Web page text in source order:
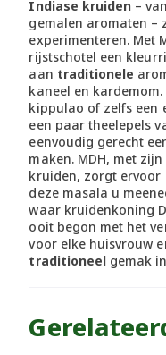
Indiase kruiden –
gemalen aromaten –
experimenteren. Met
rijstschotel een
aan traditionele
kaneel en
kippulao of zelfs een
een paar theelepels
eenvoudig gerecht
maken. MDH, met
kruiden, zorgt ervoor
deze masala u
waar kruidenkoning
ooit begon met het
voor elke huisvrouw
traditioneel gemak